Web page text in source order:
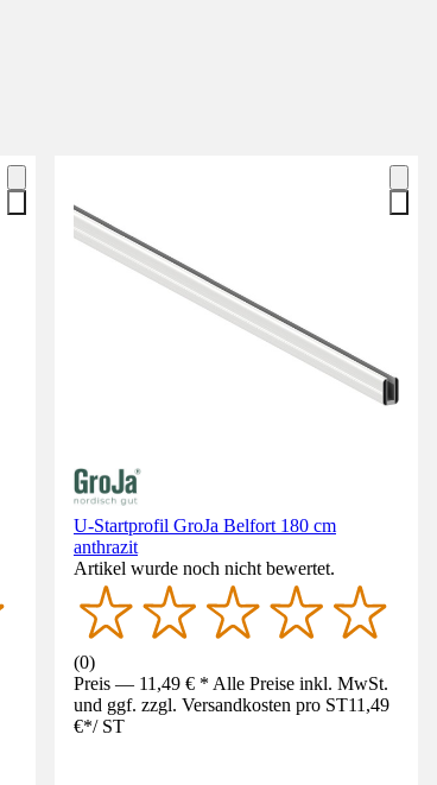
U-Startprofil GroJa Belfort 180 cm
anthrazit
Artikel wurde noch nicht bewertet.
(0)
Preis — 11,49 € * Alle Preise inkl. MwSt.
und ggf. zzgl. Versandkosten pro ST11,49
€*/ ST